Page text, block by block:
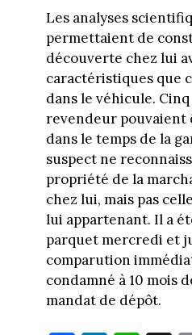
Les analyses
permettaient de
découverte chez lui
caractéristiques que
dans le véhicule.
revendeur pouvaient
dans le temps de la
suspect ne
propriété de la
chez lui, mais pas
lui appartenant. Il a
parquet mercredi et
comparution
condamné à 10 mois
mandat de dépôt.